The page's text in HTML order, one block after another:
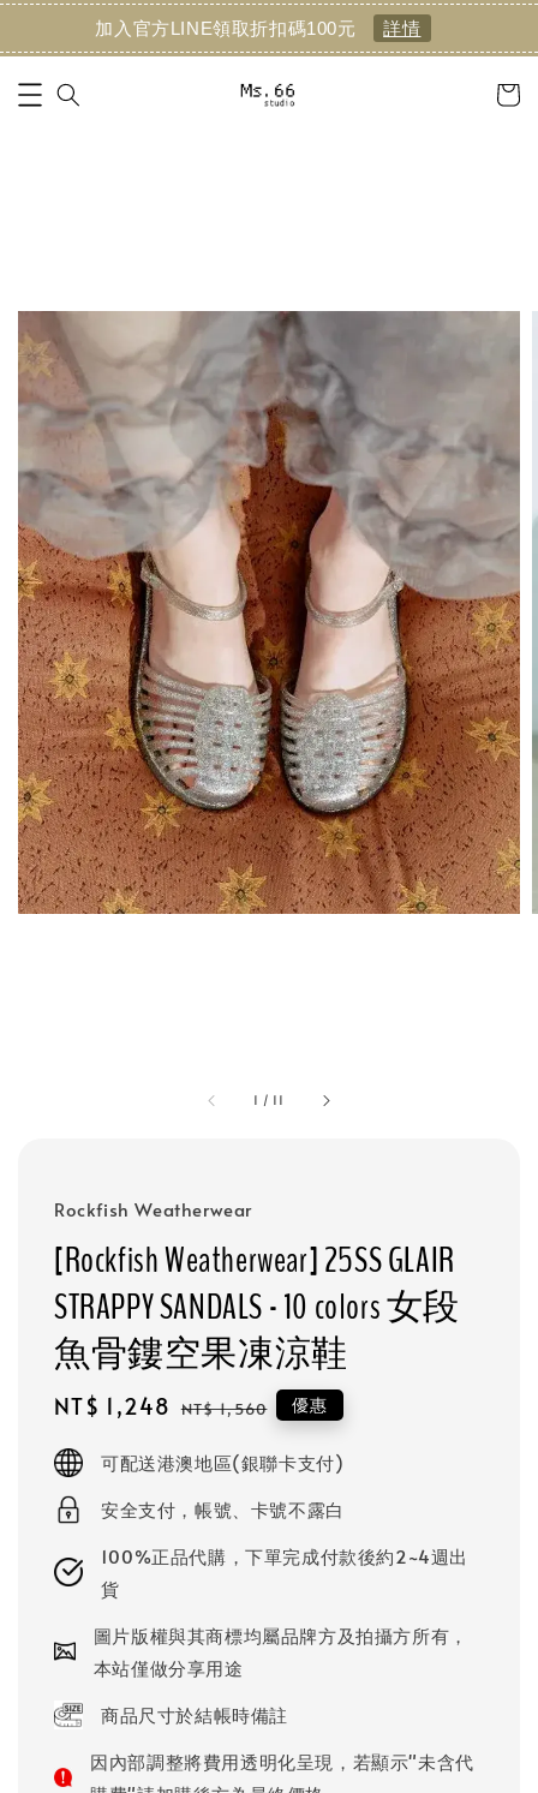
加入官方LINE領取折扣碼100元 詳情
1 / 11
Rockfish Weatherwear
[Rockfish Weatherwear] 25SS GLAIR
STRAPPY SANDALS - 10 colors 女段
魚骨鏤空果凍涼鞋
Sale
NT$ 1,248 Regular
NT$ 1,560 優惠
可配送港澳地區(銀聯卡支付)
安全支付，帳號、卡號不露白
100%正品代購，下單完成付款後約2~4週出
貨
圖片版權與其商標均屬品牌方及拍攝方所有，
本站僅做分享用途
商品尺寸於結帳時備註
因內部調整將費用透明化呈現，若顯示"未含代